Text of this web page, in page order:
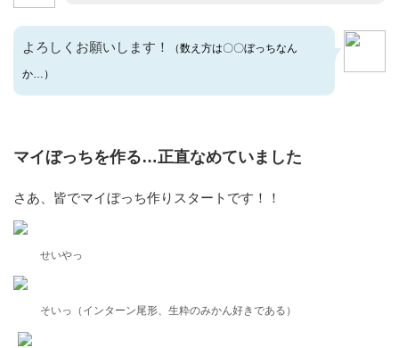
よろしくお願いします！ （数え方は〇〇ぼっちなん
か…）
マイぼっちを作る…正直なめていました
さあ、皆でマイぼっち作りスタートです！！
せいやっ
そいっ（インターン尾形、生粋のみかん好きである）